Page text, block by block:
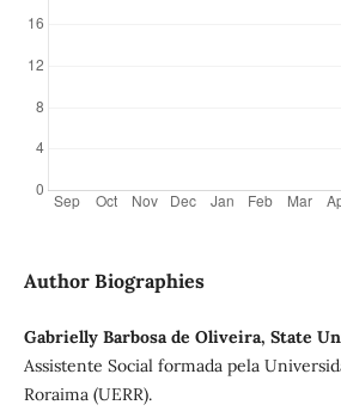
Author Biographies
Gabrielly Barbosa de Oliveira, State
Assistente Social formada pela
Roraima (UERR).